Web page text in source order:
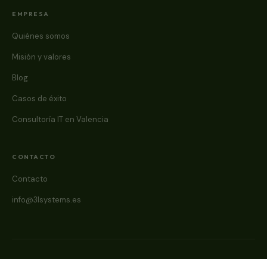
EMPRESA
Quiénes somos
Misión y valores
Blog
Casos de éxito
Consultoría IT en Valencia
CONTACTO
Contacto
info@3lsystems.es